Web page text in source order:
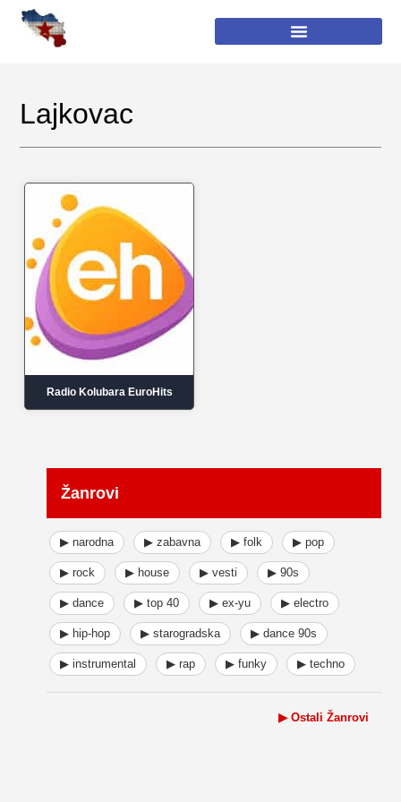
Lajkovac
Radio Kolubara EuroHits
Žanrovi
▶ narodna ▶ zabavna ▶ folk ▶ pop
▶ rock ▶ house ▶ vesti ▶ 90s
▶ dance ▶ top 40 ▶ ex-yu ▶ electro
▶ hip-hop ▶ starogradska ▶ dance 90s
▶ instrumental ▶ rap ▶ funky ▶ techno
▶ Ostali Žanrovi